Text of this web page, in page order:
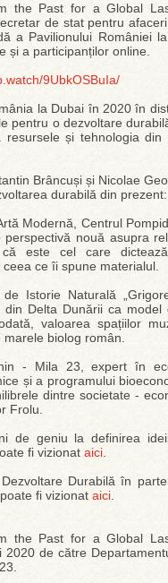
the Past for a Global
de stat pentru
a Pavilionului României
și a participanților online.
9UbkOSBuIa/
la Dubai în 2020 în
pentru o dezvoltare
și tehnologia din
Brâncuși și Nicolae
durabilă din prezent:
Modernă, Centrul
nouă asupra
este cel care dictează
ce îi spune materialul.
Istorie Naturală
Delta Dunării ca
valoarea spațiilor
biolog român.
- Mila 23, expert în
și a programului
dintre societate -
Frolu.
de geniu la definirea
fi vizionat aici
Durabilă în
fi vizionat aici
the Past for a Global
de către